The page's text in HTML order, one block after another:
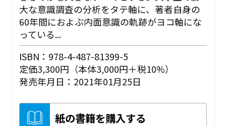
大な意識調査の分析をタテ軸に、著者自身の
60年間におよぶ内面意識の軌跡がヨコ軸にな
っている...
ISBN：978-4-487-81399-5
定価3,300円（本体3,000円＋税10%）
発売年月日：2021年01月25日
紙の書籍を購入する